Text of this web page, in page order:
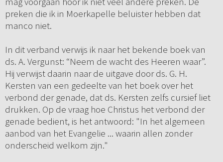
preken die ik in Moerkapelle beluister hebben dat
manco niet.
In dit verband verwijs ik naar het bekende boek van
ds. A. Vergunst: “Neem de wacht des Heeren waar”.
Hij verwijst daarin naar de uitgave door ds. G. H.
Kersten van een gedeelte van het boek over het
verbond der genade, dat ds. Kersten zelfs cursief liet
drukken. Op de vraag hoe Christus het verbond der
genade bedient, is het antwoord: "In het algemeen
aanbod van het Evangelie ... waarin allen zonder
onderscheid welkom zijn."